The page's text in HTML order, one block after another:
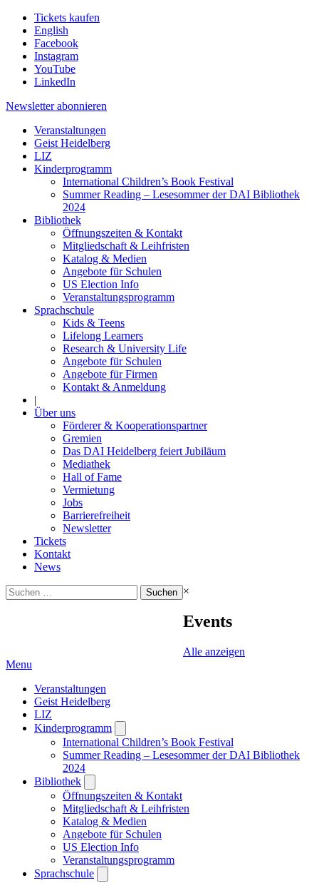
Tickets kaufen
English
Facebook
Instagram
YouTube
LinkedIn
Newsletter abonnieren
Veranstaltungen
Geist Heidelberg
LIZ
Kinderprogramm
International Children’s Book Festival
Summer Reading – Lesesommer der DAI Bibliothek
2024
Bibliothek
Öffnungszeiten & Kontakt
Mitgliedschaft & Leihfristen
Katalog & Medien
Angebote für Schulen
US Election Info
Veranstaltungsprogramm
Sprachschule
Kids & Teens
Lifelong Learners
Research & University Life
Angebote für Schulen
Angebote für Firmen
Kontakt & Anmeldung
|
Über uns
Förderer & Kooperationspartner
Gremien
Das DAI Heidelberg feiert Jubiläum
Mediathek
Hall of Fame
Vermietung
Jobs
Barrierefreiheit
Newsletter
Tickets
Kontakt
News
Suchen
nach:
×
Events
Alle anzeigen
Menu
Veranstaltungen
Geist Heidelberg
LIZ
Kinderprogramm
submenu
International Children’s Book Festival
Summer Reading – Lesesommer der DAI Bibliothek
2024
Bibliothek
submenu
Öffnungszeiten & Kontakt
Mitgliedschaft & Leihfristen
Katalog & Medien
Angebote für Schulen
US Election Info
Veranstaltungsprogramm
Sprachschule